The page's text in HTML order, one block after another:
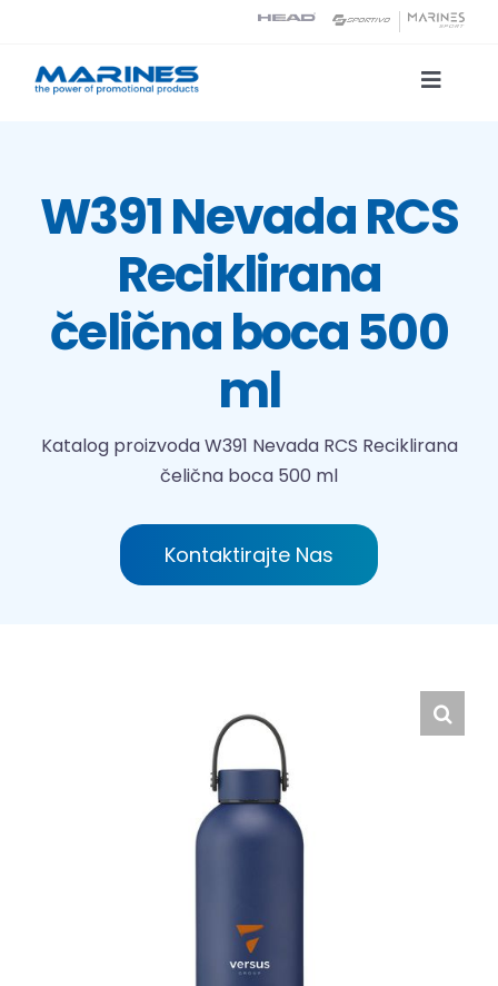
content
Toggle
Tehnologije tiska
W391 Nevada RCS
Reciklirana
čelična boca 500
ml
Katalog proizvodaW391 Nevada RCS Reciklirana
čelična boca 500 ml
Kontaktirajte Nas